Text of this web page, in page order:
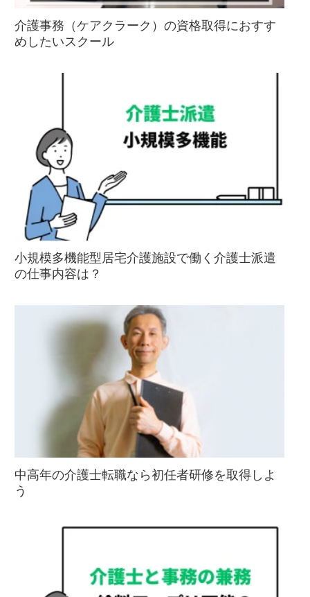
介護事務（ケアクラーク）の資格取得におすす
めしたいスクール
小規模多機能型居宅介護施設で働く介護士派遣
の仕事内容は？
中高年の介護士転職なら初任者研修を取得しよ
う